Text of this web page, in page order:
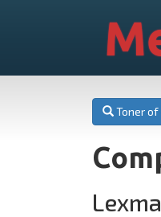
Toner of